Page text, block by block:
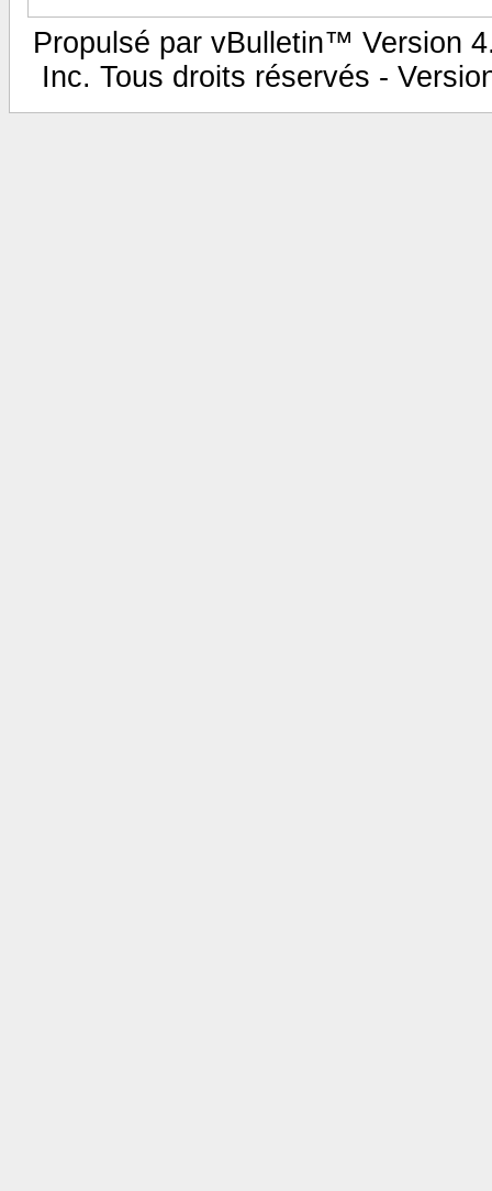
Propulsé par vBulletin™ Version
Inc. Tous droits réservés -